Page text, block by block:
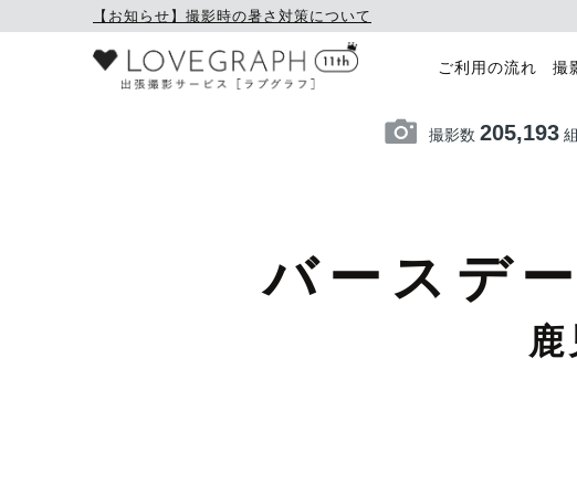
【お知らせ】撮影時の暑さ対策について
ご利用の流れ 撮
撮影数 205,193組
バースデ